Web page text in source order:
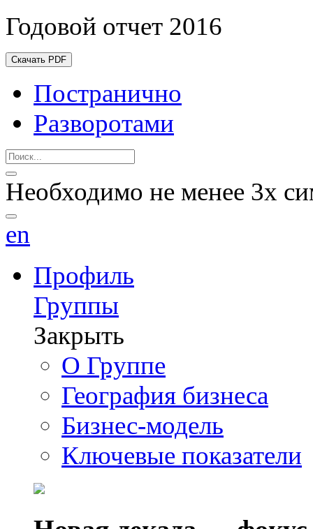
Годовой отчет 2016
Скачать PDF
Постранично
Разворотами
Необходимо не менее 3х
en
Профиль
Группы
Закрыть
О Группе
География бизнеса
Бизнес-модель
Ключевые показатели